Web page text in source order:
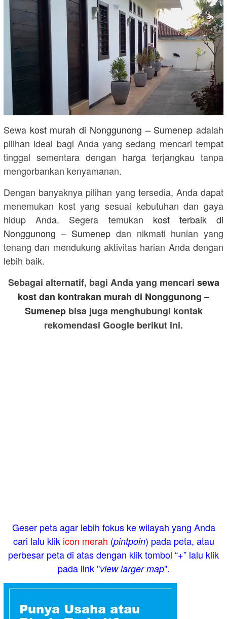
Sewa kost murah di Nonggunong – Sumenep adalah
pilihan ideal bagi Anda yang sedang mencari tempat
tinggal sementara dengan harga terjangkau tanpa
mengorbankan kenyamanan.
Dengan banyaknya pilihan yang tersedia, Anda dapat
menemukan kost yang sesuai kebutuhan dan gaya
hidup Anda. Segera temukan kost terbaik di
Nonggunong – Sumenep dan nikmati hunian yang
tenang dan mendukung aktivitas harian Anda dengan
lebih baik.
Sebagai alternatif, bagi Anda yang mencari sewa
kost dan kontrakan murah di Nonggunong –
Sumenepbisa juga menghubungi kontak
rekomendasi Google berikut ini.
Geser peta agar lebih fokus ke wilayah yang Anda
cari lalu klik icon merah (pintpoin) pada peta, atau
perbesar peta di atas dengan klik tombol “+” lalu klik
pada link "view larger map".